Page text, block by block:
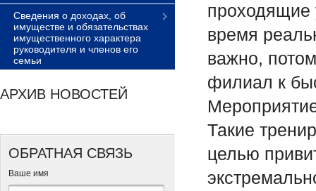
Сведения о доходах, об
имуществе и обязательствах
имущественного характера
руководителя и членов его
семьи
АРХИВ НОВОСТЕЙ
ОБРАТНАЯ СВЯЗЬ
Ваше имя
проходящие
время
важно,
филиал к
Такие
целью